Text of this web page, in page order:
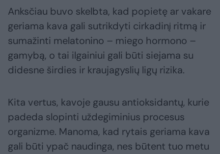
Anksčiau buvo skelbta, kad popietę ar vakare
geriama kava gali sutrikdyti cirkadinį ritmą ir
sumažinti melatonino – miego hormono –
gamybą, o tai ilgainiui gali būti siejama su
didesne širdies ir kraujagyslių ligų rizika.
Kita vertus, kavoje gausu antioksidantų, kurie
padeda slopinti uždegiminius procesus
organizme. Manoma, kad rytais geriama kava
gali būti ypač naudinga, nes būtent tuo metu